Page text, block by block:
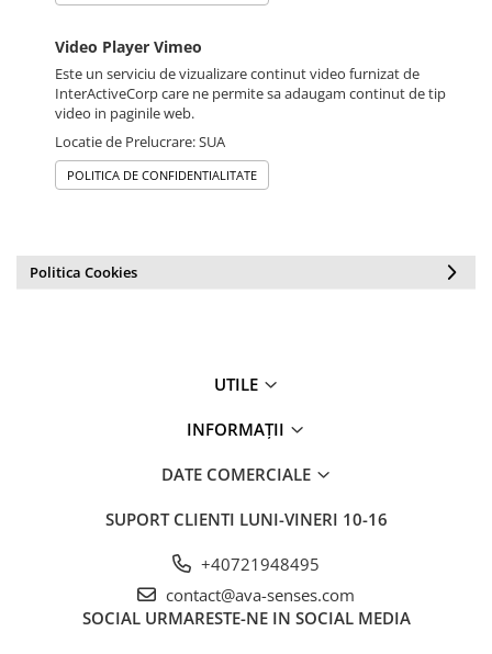
Video Player Vimeo
Este un serviciu de vizualizare continut video furnizat de
InterActiveCorp care ne permite sa adaugam continut de tip
video in paginile web.
Locatie de Prelucrare: SUA
POLITICA DE CONFIDENTIALITATE
Politica Cookies
UTILE
INFORMAȚII
DATE COMERCIALE
SUPORT CLIENTI LUNI-VINERI 10-16
+40721948495
contact@ava-senses.com
SOCIAL URMARESTE-NE IN SOCIAL MEDIA